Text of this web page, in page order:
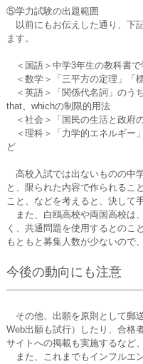
⑤学力試験の出題範囲
以前にもお伝えした通り、下
ます。
＜国語＞中学3年生の教科書で
＜数学＞「三平方の定理」「標
＜英語＞「関係代名詞」のう
that、whichの制限的用法
＜社会＞「国民の生活と政府
＜理科＞「力学的エネルギー
ど
高校入試では出ないものの中
と、限られた内容で作られるこ
こと、などを考えると、決して
また、白鴎高校や両国高校は
く、共通問題を使用するとのこ
もともと募集人数が少ないので
今後の動向にも注意
その他、出願を原則として郵
Web出願も試行）したり、合格
サイトへの掲載も実施するなど
また、これまでもインフルエ